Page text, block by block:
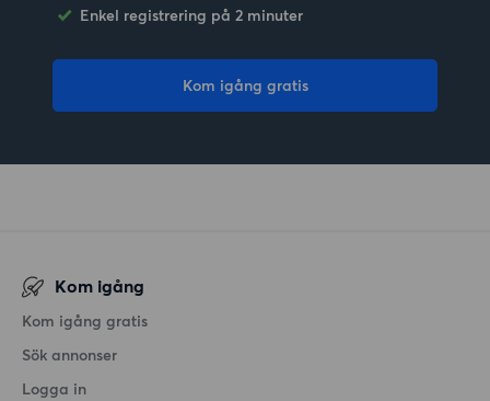
Enkel registrering på 2 minuter
Kom igång gratis
Kom igång
Kom igång gratis
Sök annonser
Logga in